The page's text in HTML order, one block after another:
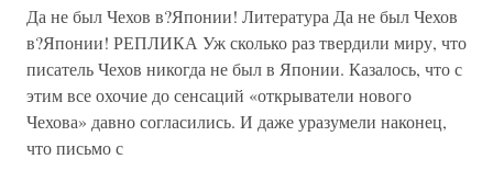
Да не был Чехов в?Японии! Литература Да не был Чехов
в?Японии! РЕПЛИКА Уж сколько раз твердили миру, что
писатель Чехов никогда не был в Японии. Казалось, что с
этим все охочие до сенсаций «открыватели нового
Чехова» давно согласились. И даже уразумели наконец,
что письмо с